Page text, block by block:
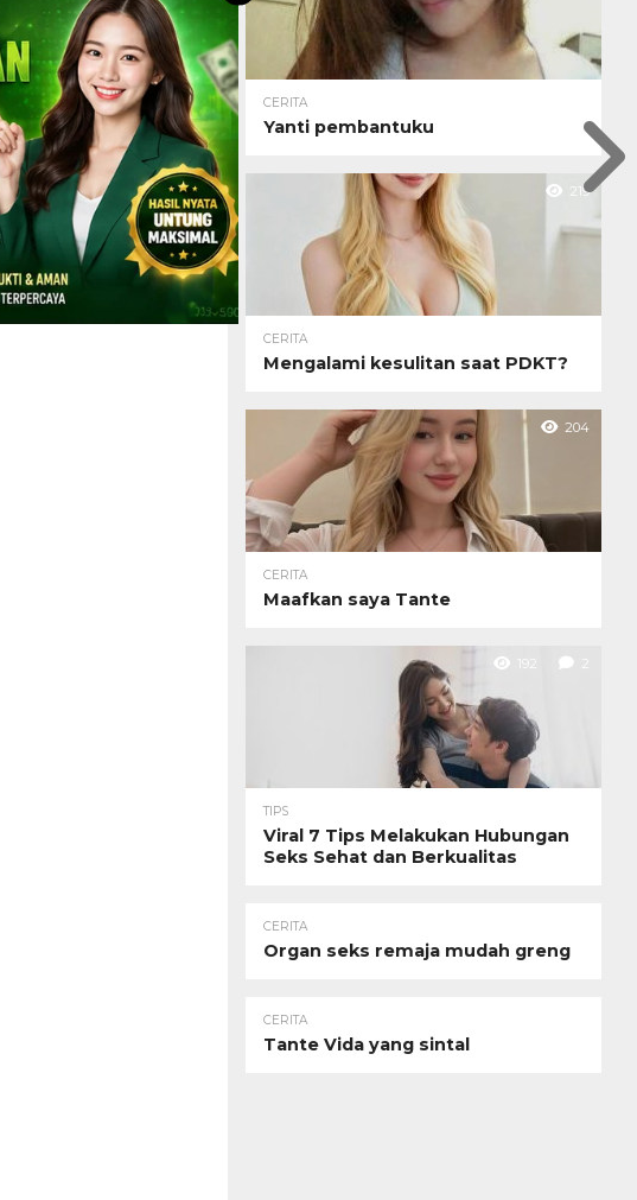
CERITA
Yanti pembantuku
219
CERITA
Mengalami kesulitan saat PDKT?
204
CERITA
Maafkan saya Tante
192 2
TIPS
Viral 7 Tips Melakukan Hubungan
Seks Sehat dan Berkualitas
CERITA
Organ seks remaja mudah greng
CERITA
Tante Vida yang sintal